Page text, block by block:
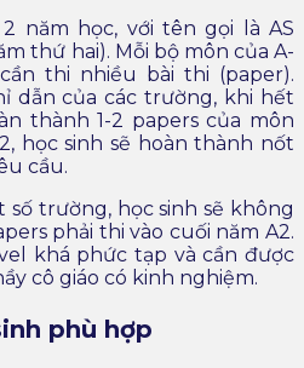
năm học, với tên gọi là AS
thứ hai). Mỗi bộ môn của A-
thi nhiều bài thi (paper).
dẫn của các trường, khi hết
thành 1-2 papers của môn
học sinh sẽ hoàn thành nốt
cầu.
trường, học sinh sẽ không
phải thi vào cuối năm A2.
khá phức tạp và cần được
cô giáo có kinh nghiệm.
phù hợp